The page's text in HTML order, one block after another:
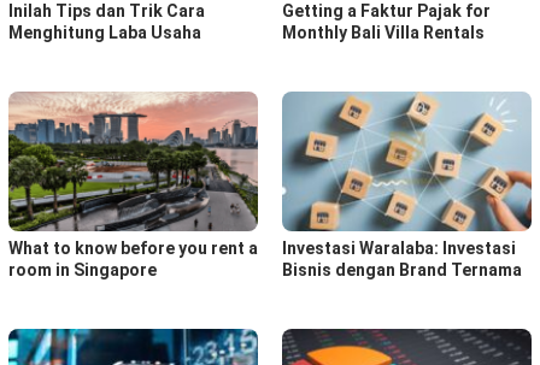
Inilah Tips dan Trik Cara
Menghitung Laba Usaha
Getting a Faktur Pajak for
Monthly Bali Villa Rentals
What to know before you rent a
room in Singapore
Investasi Waralaba: Investasi
Bisnis dengan Brand Ternama